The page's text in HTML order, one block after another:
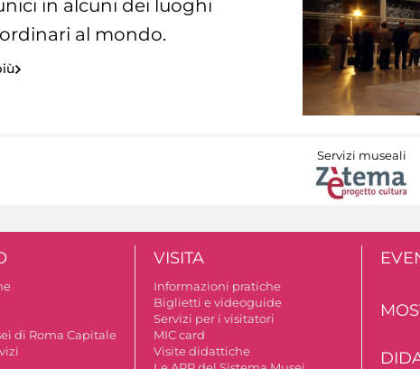
in alcuni dei luoghi
al mondo.
Servizi museali
di Roma Capitale
VISITA
Informazioni pratiche
Biglietti e videoguide
Servizi per i visitatori
MIC card
Visite didattiche